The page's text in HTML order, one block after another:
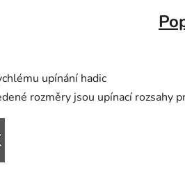
upínání hadic
rozměry jsou upínací rozsahy